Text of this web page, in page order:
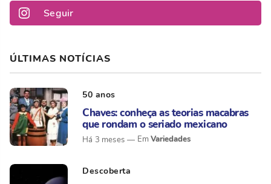
Seguir
ÚLTIMAS NOTÍCIAS
50 anos
Chaves: conheça as teorias macabras
que rondam o seriado mexicano
Há 3 meses Variedades
Descoberta